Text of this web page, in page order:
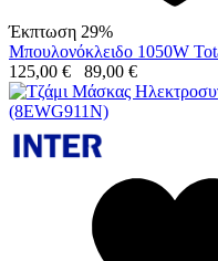
Έκπτωση 29%
Μπουλονόκλειδο 1050W
125,00 € 89,00 €